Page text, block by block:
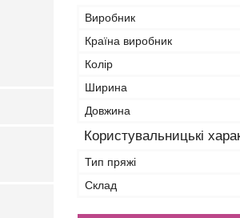
Виробник
Країна виробник
Колір
Ширина
Довжина
Користувальницькі
Тип пряжі
Склад